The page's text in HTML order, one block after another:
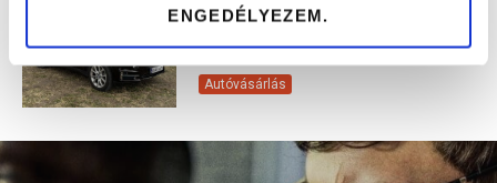
ENGEDÉLYEZEM.
(2013-2018) vásárolsz!
Autóvásárlás